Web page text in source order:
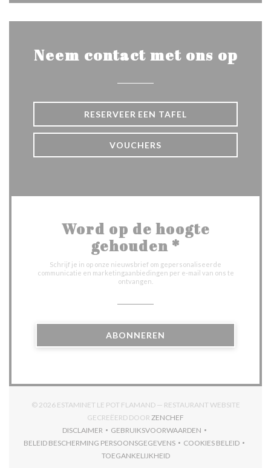
Neem contact met ons op
RESERVEER EEN TAFEL
VOUCHERS
Word op de hoogte
gehouden *
Schrijf je in op onze nieuwsbrief om gepersonaliseerde
communicatie en marketingaanbiedingen per e-mail van ons te
ontvangen.
ABONNEREN
© 2026 ESTAMINET LE POT FLAMAND — RESTAURANT WEBSITE
GECREËERD DOOR ZENCHEF
DISCLAIMER
((OPENT IN EEN NIEUW VENSTER))
GEBRUIKSVOORWAARDEN
((OPENT IN EEN NIEUW
BELEID BESCHERMING PERSOONSGEGEVENS
((OPENT IN EEN NIEUW VENSTER))
COOKIES BELEID
((OPENT IN EEN
TOEGANKELIJKHEID
((OPENT IN EEN NIEUW VENSTER))